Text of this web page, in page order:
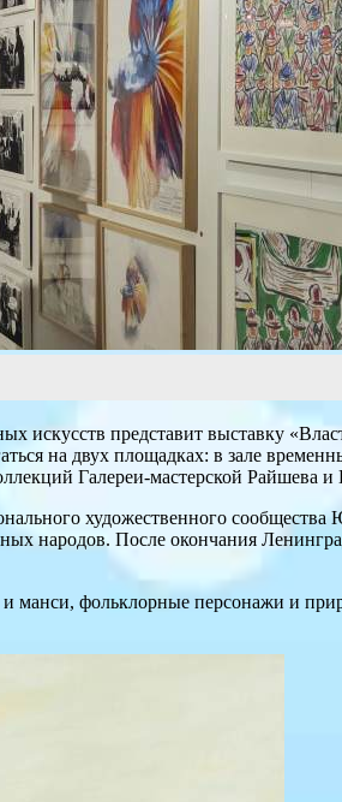
искусств представит выставку
на двух площадках: в зале
Галереи-мастерской
художественного
народов. После окончания
манси, фольклорные персонажи и